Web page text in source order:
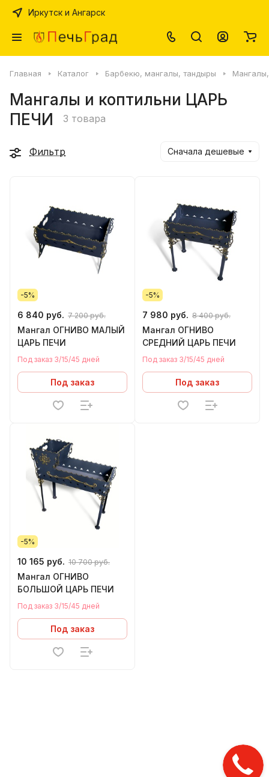
Иркутск и Ангарск
Главная Каталог Барбекю, мангалы, тандыры
Мангалы и коптильни ЦАРЬ
ПЕЧИ
3 товара
Фильтр Сначала дешевые
-5%
6 840 руб. 7 200 руб.
Мангал ОГНИВО МАЛЫЙ
ЦАРЬ ПЕЧИ
Под заказ 3/15/45 дней
Под заказ
-5%
7 980 руб. 8 400 руб.
Мангал ОГНИВО
СРЕДНИЙ ЦАРЬ ПЕЧИ
Под заказ 3/15/45 дней
Под заказ
-5%
10 165 руб. 10 700 руб.
Мангал ОГНИВО
БОЛЬШОЙ ЦАРЬ ПЕЧИ
Под заказ 3/15/45 дней
Под заказ